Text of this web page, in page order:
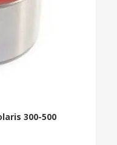
300-500